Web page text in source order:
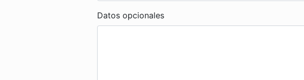
Datos opcionales